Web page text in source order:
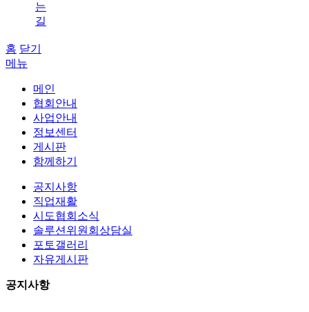
는
길
홈 닫기
메뉴
메인
협회안내
사업안내
정보센터
게시판
함께하기
공지사항
직업재활
시도협회소식
솔루션위원회상담실
포토갤러리
자유게시판
공지사항